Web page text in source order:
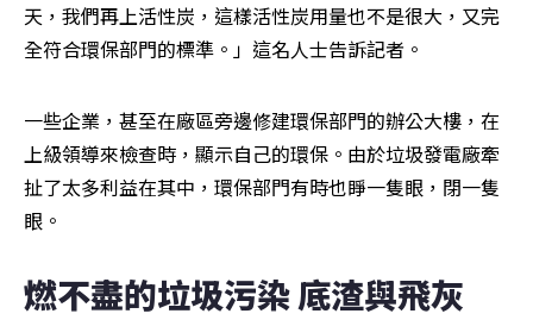
天，我們再上活性炭，這樣活性炭用量也不是很大，又完
全符合環保部門的標準。」這名人士告訴記者。
一些企業，甚至在廠區旁邊修建環保部門的辦公大樓，在
上級領導來檢查時，顯示自己的環保。由於垃圾發電廠牽
扯了太多利益在其中，環保部門有時也睜一隻眼，閉一隻
眼。
燃不盡的垃圾污染 底渣與飛灰